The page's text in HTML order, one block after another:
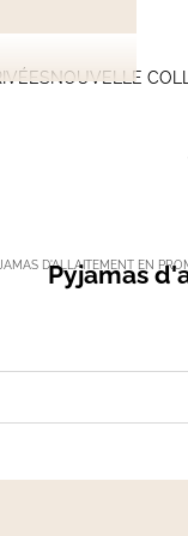
NOUVELLE
D'ALLAITEMENT EN
Pyjamas